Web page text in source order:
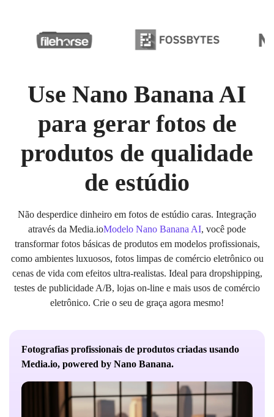
Use Nano Banana AI
para gerar fotos de
produtos de qualidade
de estúdio
Não desperdice dinheiro em fotos de estúdio caras. Integração
através da Media.ioModelo Nano Banana AI, você pode
transformar fotos básicas de produtos em modelos profissionais,
como ambientes luxuosos, fotos limpas de comércio eletrônico ou
cenas de vida com efeitos ultra-realistas. Ideal para dropshipping,
testes de publicidade A/B, lojas on-line e mais usos de comércio
eletrônico. Crie o seu de graça agora mesmo!
Fotografias profissionais de produtos criadas usando
Media.io, powered by Nano Banana.